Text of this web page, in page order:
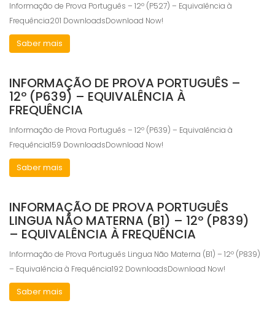
Informação de Prova Português – 12º (P527) – Equivalência à
Frequência201 DownloadsDownload Now!
Saber mais
INFORMAÇÃO DE PROVA PORTUGUÊS –
12º (P639) – EQUIVALÊNCIA À
FREQUÊNCIA
Informação de Prova Português – 12º (P639) – Equivalência à
Frequência159 DownloadsDownload Now!
Saber mais
INFORMAÇÃO DE PROVA PORTUGUÊS
LINGUA NÃO MATERNA (B1) – 12º (P839)
– EQUIVALÊNCIA À FREQUÊNCIA
Informação de Prova Português Lingua Não Materna (B1) – 12º (P839)
– Equivalência à Frequência192 DownloadsDownload Now!
Saber mais